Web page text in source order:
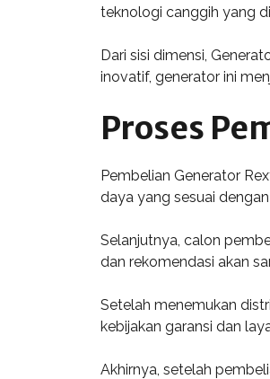
teknologi canggih yang
Dari sisi dimensi,
inovatif, generator ini
Proses
Pembelian Generator
daya yang sesuai
Selanjutnya, calon
dan rekomendasi akan
Setelah menemukan
kebijakan garansi dan
Akhirnya, setelah